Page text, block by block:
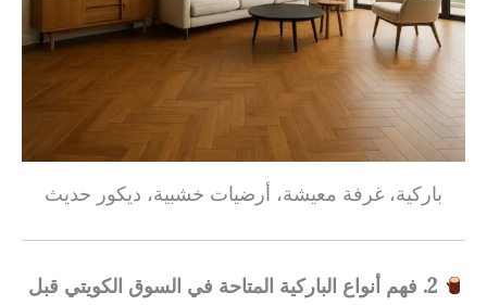
باركية، غرفة معيشة، أرضيات خشبية، ديكور حديث
2. فهم أنواع الباركية المتاحة في السوق الكويتي قبل